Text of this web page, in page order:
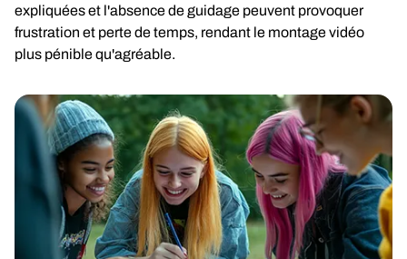
expliquées et l'absence de guidage peuvent provoquer
frustration et perte de temps, rendant le montage vidéo
plus pénible qu'agréable.